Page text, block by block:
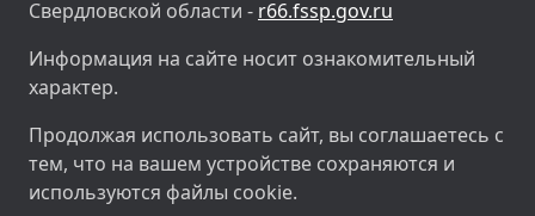
Свердловской области - r66.fssp.gov.ru
Информация на сайте носит ознакомительный
характер.
Продолжая использовать сайт, вы соглашаетесь с
тем, что на вашем устройстве сохраняются и
используются файлы cookie.